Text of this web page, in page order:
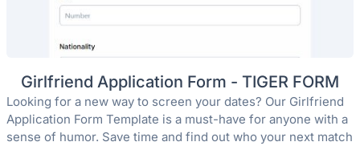
Girlfriend Application Form - TIGER FORM
Looking for a new way to screen your dates? Our Girlfriend
Application Form Template is a must-have for anyone with a
sense of humor. Save time and find out who your next match